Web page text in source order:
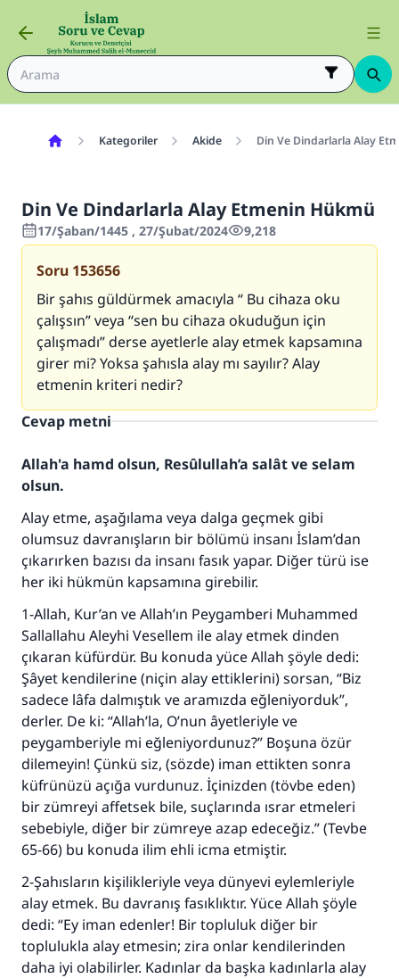
Kategoriler Akide Din Ve Dindarlarla Alay
Din Ve Dindarlarla Alay Etmenin Hükmü
17/Şaban/1445 , 27/Şubat/2024 9,218
Soru 153656
Bir şahıs güldürmek amacıyla “ Bu cihaza oku
çalışsın” veya “sen bu cihaza okuduğun için
çalışmadı” derse ayetlerle alay etmek kapsamına
girer mi? Yoksa şahısla alay mı sayılır? Alay
etmenin kriteri nedir?
Cevap metni
Allah'a hamd olsun, Resûlullah’a salât ve selam
olsun.
Alay etme, aşağılama veya dalga geçmek gibi
olumsuz davranışların bir bölümü insanı İslam’dan
çıkarırken bazısı da insanı fasık yapar. Diğer türü ise
her iki hükmün kapsamına girebilir.
1-Allah, Kur’an ve Allah’ın Peygamberi Muhammed
Sallallahu Aleyhi Vesellem ile alay etmek dinden
çıkaran küfürdür. Bu konuda yüce Allah şöyle dedi:
Şâyet kendilerine (niçin alay ettiklerini) sorsan, “Biz
sadece lâfa dalmıştık ve aramızda eğleniyorduk”,
derler. De ki: “Allah’la, O’nun âyetleriyle ve
peygamberiyle mi eğleniyordunuz?” Boşuna özür
dilemeyin! Çünkü siz, (sözde) iman ettikten sonra
küfrünüzü açığa vurdunuz. İçinizden (tövbe eden)
bir zümreyi affetsek bile, suçlarında ısrar etmeleri
sebebiyle, diğer bir zümreye azap edeceğiz.” (Tevbe
65-66) bu konuda ilim ehli icma etmiştir.
2-Şahısların kişilikleriyle veya dünyevi eylemleriyle
alay etmek. Bu davranış fasıklıktır. Yüce Allah şöyle
dedi: “Ey iman edenler! Bir topluluk diğer bir
toplulukla alay etmesin; zira onlar kendilerinden
daha iyi olabilirler. Kadınlar da başka kadınlarla alay